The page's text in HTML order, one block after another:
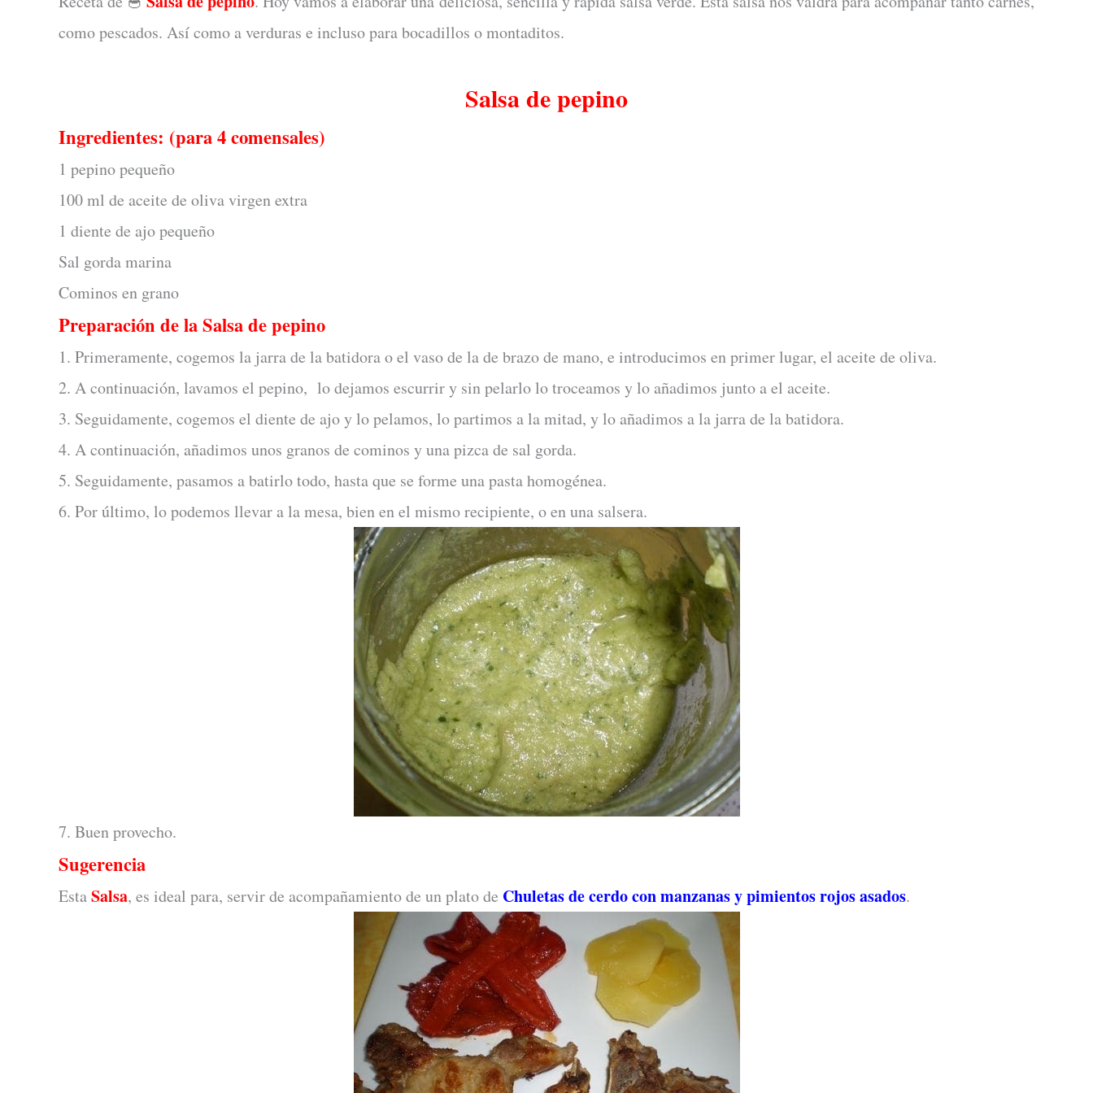
como pescados. Así como a verduras e incluso para bocadillos o montaditos.
Salsa de pepino
Ingredientes: (para 4 comensales)
1 pepino pequeño
100 ml de aceite de oliva virgen extra
1 diente de ajo pequeño
Sal gorda marina
Cominos en grano
Preparación de la Salsa de pepino
1. Primeramente, cogemos la jarra de la batidora o el vaso de la de brazo de mano, e introducimos en primer lugar, el aceite de oliva.
2. A continuación, lavamos el pepino, lo dejamos escurrir y sin pelarlo lo troceamos y lo añadimos junto a el aceite.
3. Seguidamente, cogemos el diente de ajo y lo pelamos, lo partimos a la mitad, y lo añadimos a la jarra de la batidora.
4. A continuación, añadimos unos granos de cominos y una pizca de sal gorda.
5. Seguidamente, pasamos a batirlo todo, hasta que se forme una pasta homogénea.
6. Por último, lo podemos llevar a la mesa, bien en el mismo recipiente, o en una salsera.
7. Buen provecho.
Sugerencia
EstaSalsa, es ideal para, servir de acompañamiento de un plato de Chuletas de cerdo con manzanas y pimientos rojos asados.